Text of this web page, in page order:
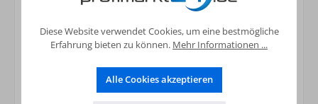
Diese Website verwendet Cookies, um eine bestmögliche
Erfahrung bieten zu können. Mehr Informationen ...
Alle Cookies akzeptieren